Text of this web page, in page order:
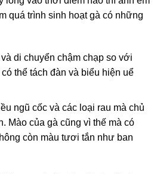
quá trình sinh hoạt gà có những
di chuyển chậm chạp so với
thể tách đàn và biểu hiện uể
ngũ cốc và các loại rau mà chủ
Mào của gà cũng vì thế mà có
còn màu tươi tắn như ban